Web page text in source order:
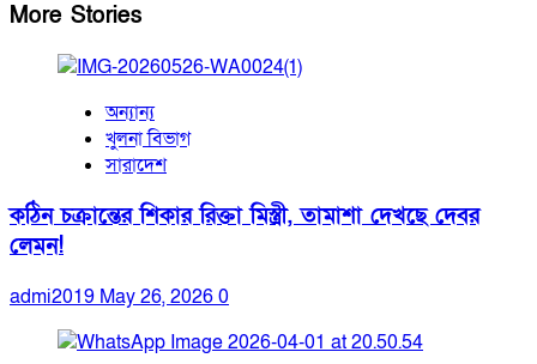
More Stories
অন্যান্য
খুলনা বিভাগ
সারাদেশ
কঠিন চক্রান্তের শিকার রিক্তা মিস্ত্রী, তামাশা দেখছে দেবর
লেমন!
admi2019 May 26, 20260